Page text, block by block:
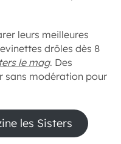
leurs meilleures
drôles dès 8
le mag. Des
sans modération pour
les Sisters